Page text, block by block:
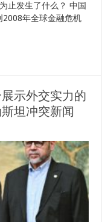
止发生了什么？ 中国
2008年全球金融危机
示外交实力的
坦冲突新闻